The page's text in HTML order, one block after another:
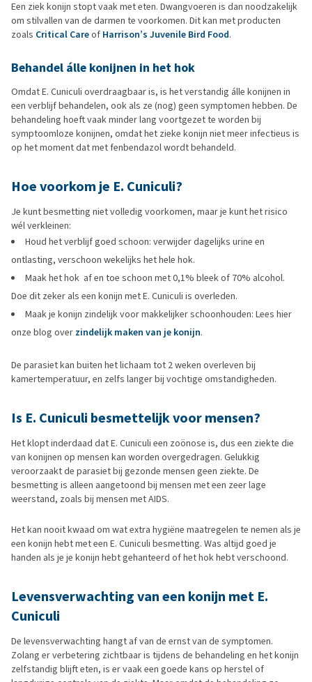
Een ziek konijn stopt vaak met eten. Dwangvoeren is dan noodzakelijk
om stilvallen van de darmen te voorkomen. Dit kan met producten
zoals Critical Careof Harrison’s Juvenile Bird Food.
Behandel álle konijnen in het hok
Omdat E. Cuniculi overdraagbaar is, is het verstandig álle konijnen in
een verblijf behandelen, ook als ze (nog) geen symptomen hebben. De
behandeling hoeft vaak minder lang voortgezet te worden bij
symptoomloze konijnen, omdat het zieke konijn niet meer infectieus is
op het moment dat met fenbendazol wordt behandeld.
Hoe voorkom je E. Cuniculi?
Je kunt besmetting niet volledig voorkomen, maar je kunt het risico
wél verkleinen:
Houd het verblijf goed schoon: verwijder dagelijks urine en
ontlasting, verschoon wekelijks het hele hok.
Maak het hok af en toe schoon met 0,1% bleek of 70% alcohol.
Doe dit zeker als een konijn met E. Cuniculi is overleden.
Maak je konijn zindelijk voor makkelijker schoonhouden: Lees hier
onze blog over zindelijk maken van je konijn.
De parasiet kan buiten het lichaam tot 2 weken overleven bij
kamertemperatuur, en zelfs langer bij vochtige omstandigheden.
Is E. Cuniculi besmettelijk voor mensen?
Het klopt inderdaad dat E. Cuniculi een zoönose is, dus een ziekte die
van konijnen op mensen kan worden overgedragen. Gelukkig
veroorzaakt de parasiet bij gezonde mensen geen ziekte. De
besmetting is alleen aangetoond bij mensen met een zeer lage
weerstand, zoals bij mensen met AIDS.
Het kan nooit kwaad om wat extra hygiëne maatregelen te nemen als je
een konijn hebt met een E. Cuniculi besmetting. Was altijd goed je
handen als je je konijn hebt gehanteerd of het hok hebt verschoond.
Levensverwachting van een konijn met E.
Cuniculi
De levensverwachting hangt af van de ernst van de symptomen.
Zolang er verbetering zichtbaar is tijdens de behandeling en het konijn
zelfstandig blijft eten, is er vaak een goede kans op herstel of